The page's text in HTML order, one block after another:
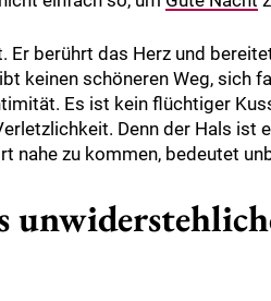
Er berührt das Herz und
keinen schöneren Weg, sich
Es ist kein flüchtiger
Denn der Hals ist
nahe zu kommen, bedeutet